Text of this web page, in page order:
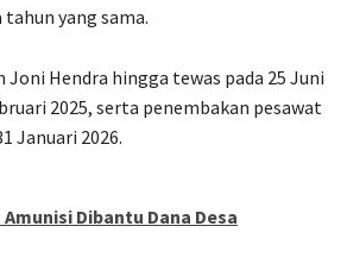
yang sama.
Hendra hingga tewas pada 25 Juni
2025, serta penembakan pesawat
Januari 2026.
Dibantu Dana Desa